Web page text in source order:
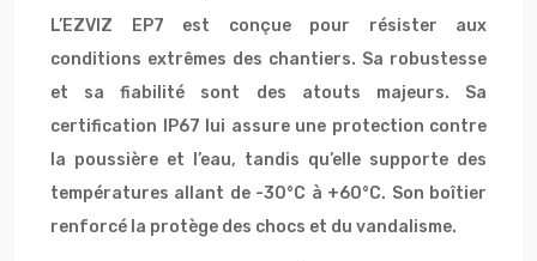
L’EZVIZ EP7 est conçue pour résister aux
conditions extrêmes des chantiers. Sa robustesse
et sa fiabilité sont des atouts majeurs. Sa
certification IP67 lui assure une protection contre
la poussière et l’eau, tandis qu’elle supporte des
températures allant de -30°C à +60°C. Son boîtier
renforcé la protège des chocs et du vandalisme.